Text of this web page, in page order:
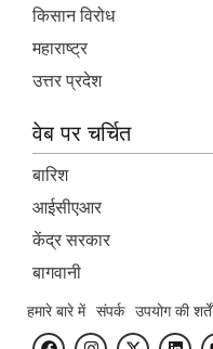
किसान विरोध
महाराष्ट्र
उत्तर प्रदेश
वेब पर चर्चित
बारिश
आईसीएआर
केंद्र सरकार
बागवानी
हमारे बारे में संपर्क उपयोग की शर्तें